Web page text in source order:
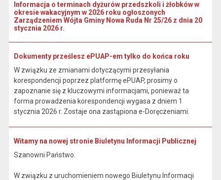
Informacja o terminach dyżurów przedszkoli i żłobków w
okresie wakacyjnym w 2026 roku ogłoszonych
Zarządzeniem Wójta Gminy Nowa Ruda Nr 25/26 z dnia 20
stycznia 2026 r.
Dokumenty prześlesz ePUAP-em tylko do końca roku
W związku ze zmianami dotyczącymi przesyłania
korespondencji poprzez platformę ePUAP, prosimy o
zapoznanie się z kluczowymi informacjami, ponieważ ta
forma prowadzenia korespondencji wygasa z dniem 1
stycznia 2026 r. Zostaje ona zastąpiona e-Doręczeniami.
Witamy na nowej stronie Biuletynu Informacji Publicznej
Szanowni Państwo.
W związku z uruchomieniem nowego Biuletynu Informacji